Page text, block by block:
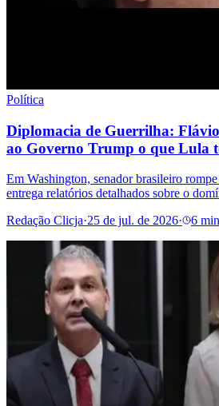
Política
Diplomacia de Guerrilha:
ao Governo Trump o que Lula
Em Washington, senador brasileiro
entrega relatórios detalhados sobre o
Redação Clicja·25 de jul. de 2026· 6 min